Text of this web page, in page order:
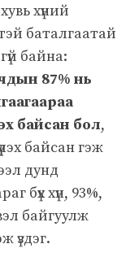
хүний
баталгаатай
байна:
87% нь
байсан бол,
байсан гэж
дунд
бүх хүн, 93%,
байгуулж
үздэг.